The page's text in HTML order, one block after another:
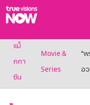
True AF2026
แพ็กเกจ
NOW SPORTS
แม็
กกา
ซีน
Movie &
Series
"พ
อ